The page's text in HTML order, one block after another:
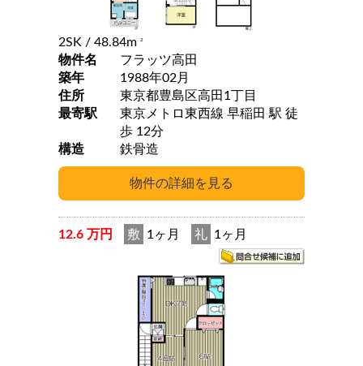
2SK / 48.84m 2
物件名
フラッツ高田
築年
1988年02月
住所
東京都豊島区高田1丁目
最寄駅
東京メトロ東西線 早稲田 駅 徒
歩 12分
構造
鉄骨造
12.6 万円 敷 1ヶ月 礼 1ヶ月